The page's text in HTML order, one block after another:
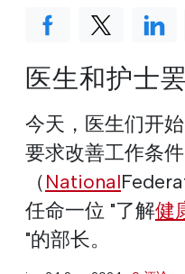
医生和护士
今天，医生们开
要求改善工作条
（National
任命一位 "了解健
"的部长。